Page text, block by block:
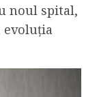
noul spital,
evoluția